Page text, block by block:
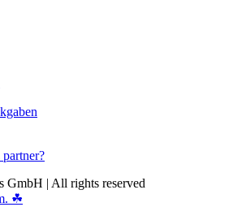
partner?
GmbH | All rights reserved
☘